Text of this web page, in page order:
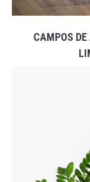
CAMPOS